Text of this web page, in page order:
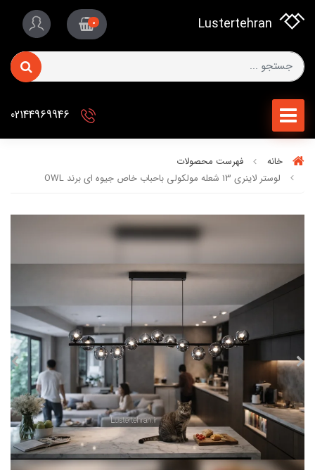
Lustertehran
0
خانه
فهرست محصولات
لوستر لاینری 13 شعله مولکولی باحباب خاص جیوه ای برند OWL